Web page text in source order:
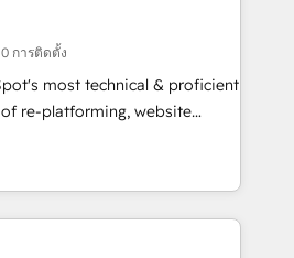
การติดตั้ง
most technical & proficient
re-platforming, website
market & enterprise
winning